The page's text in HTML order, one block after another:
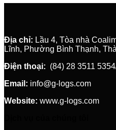
Địa chỉ: Lầu 4, Tòa nhà
Lĩnh, Phường Bình Thạnh,
Điện thoại: (84) 28 3511
Email: info@g-logs.com
Website: www.g-logs.com